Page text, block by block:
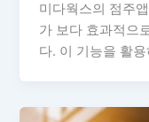
미다웍스의 점주
가 보다 효과적으
다. 이 기능을 활